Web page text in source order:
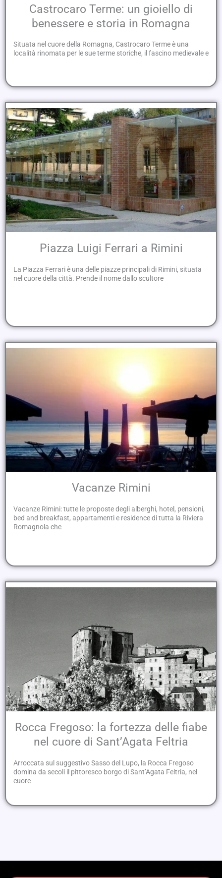
Castrocaro Terme: un gioiello di
benessere e storia in Romagna
Situata nel cuore della Romagna, Castrocaro Terme è una
località rinomata per le sue terme storiche, il fascino medievale e
Piazza Luigi Ferrari a Rimini
La Piazza Ferrari è una delle piazze principali di Rimini, situata
nel cuore della città. Prende il nome dallo scultore
Vacanze Rimini
Vacanze Rimini: tutte le proposte degli alberghi, hotel, pensioni,
bed and breakfast, appartamenti e residence di tutta la Riviera
Romagnola che
Rocca Fregoso: la fortezza delle fiabe
nel cuore di Sant’Agata Feltria
Arroccata sul suggestivo Sasso del Lupo, la Rocca Fregoso
domina da secoli il pittoresco borgo di Sant’Agata Feltria, nel
cuore